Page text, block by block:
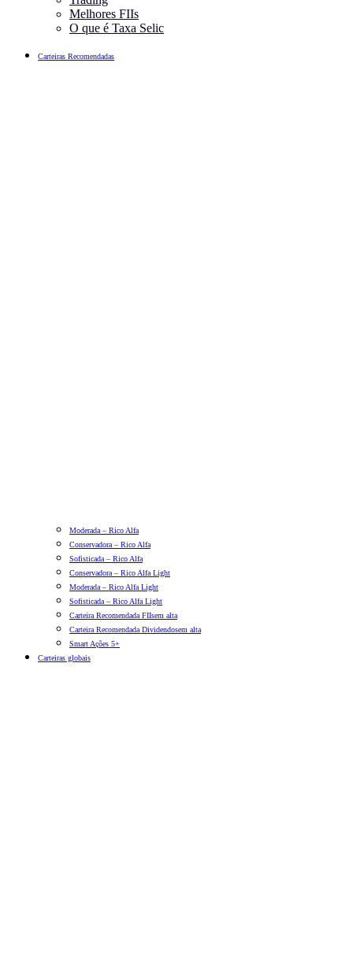
Melhores FIIs
O que é Taxa Selic
Carteiras Recomendadas
Moderada – Rico Alfa
Conservadora – Rico Alfa
Sofisticada – Rico Alfa
Conservadora – Rico Alfa Light
Moderada – Rico Alfa Light
Sofisticada – Rico Alfa Light
Carteira Recomendada FIIsem alta
Carteira Recomendada Dividendosem alta
Smart Ações 5+
Carteiras globais